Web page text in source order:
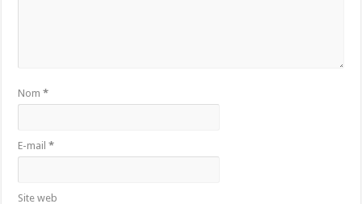
Nom*
E-mail*
Site web